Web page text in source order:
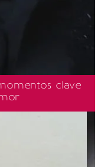
clave